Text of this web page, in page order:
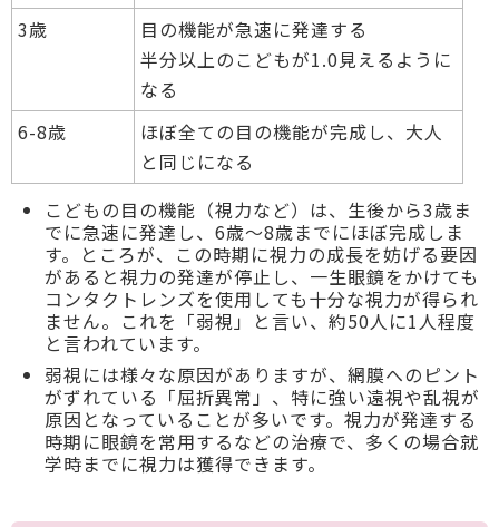
3歳
目の機能が急速に発達する
半分以上のこどもが1.0見えるように
なる
6-8歳
ほぼ全ての目の機能が完成し、大人
と同じになる
こどもの目の機能（視力など）は、生後から3歳ま
でに急速に発達し、6歳～8歳までにほぼ完成しま
す。ところが、この時期に視力の成長を妨げる要因
があると視力の発達が停止し、一生眼鏡をかけても
コンタクトレンズを使用しても十分な視力が得られ
ません。これを「弱視」と言い、約50人に1人程度
と言われています。
弱視には様々な原因がありますが、網膜へのピント
がずれている「屈折異常」、特に強い遠視や乱視が
原因となっていることが多いです。視力が発達する
時期に眼鏡を常用するなどの治療で、多くの場合就
学時までに視力は獲得できます。